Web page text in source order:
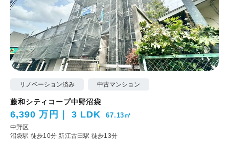
リノベーション済み 中古マンション
藤和シティコープ中野沼袋
6,390 万円 3 LDK 67.13㎡
中野区
沼袋駅 徒歩10分 新江古田駅 徒歩13分